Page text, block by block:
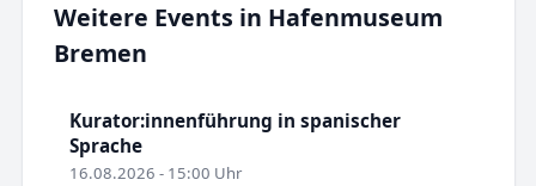
Weitere Events in Hafenmuseum
Bremen
Kurator:innenführung in spanischer
Sprache
16.08.2026 - 15:00 Uhr